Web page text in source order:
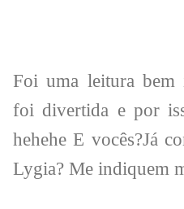
Foi uma leitura bem
foi divertida e por
hehehe E vocês?Já
Lygia? Me indiquem